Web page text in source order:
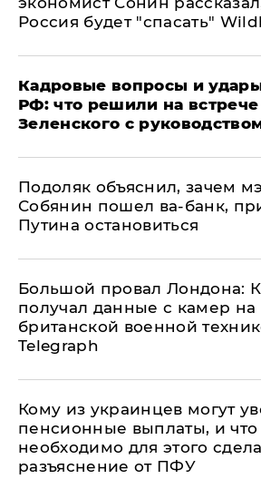
Россия будет "спасать"
Кадровые вопросы и
РФ: что решили на встрече
Зеленского с
Подоляк объяснил, зачем
Собянин пошел ва-банк,
Путина остановиться
Большой провал Лондона:
получал данные с камер на
британской военной
Telegraph
Кому из украинцев могут
пенсионные выплаты, и что
необходимо для этого
разъяснение от ПФУ